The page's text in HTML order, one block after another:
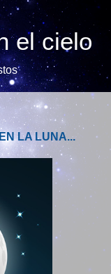
el cielo
LA LUNA...